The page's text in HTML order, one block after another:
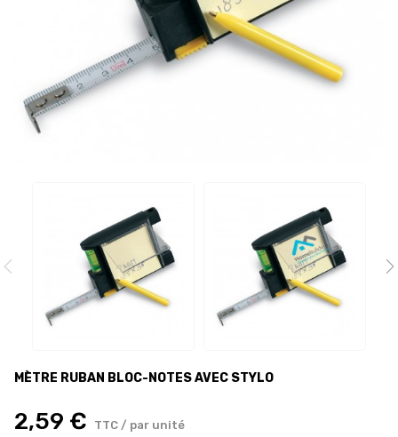
MÈTRE RUBAN BLOC-NOTES AVEC STYLO
2,59 € TTC / par unité